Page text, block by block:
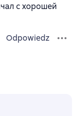
с хорошей
Odpowiedz